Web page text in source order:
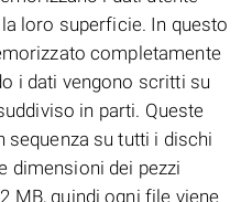
loro superficie. In questo
completamente
i dati vengono scritti su
in parti. Queste
sequenza su tutti i dischi
dimensioni dei pezzi
MB, quindi ogni file viene